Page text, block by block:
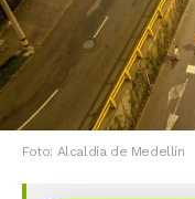
Foto: Alcaldía de Medellín